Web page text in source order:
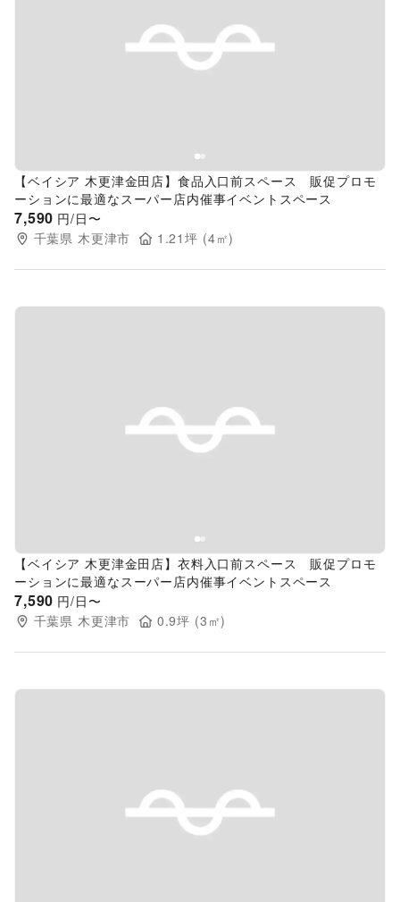
Previous slide
【ベイシア 木更津金田店】食品入口前スペース 販促プロモ
ーションに最適なスーパー店内催事イベントスペース
7,590 円/日〜
千葉県 木更津市 1.21坪 (4㎡)
Previous slide
【ベイシア 木更津金田店】衣料入口前スペース 販促プロモ
ーションに最適なスーパー店内催事イベントスペース
7,590 円/日〜
千葉県 木更津市 0.9坪 (3 ㎡)
Previous slide